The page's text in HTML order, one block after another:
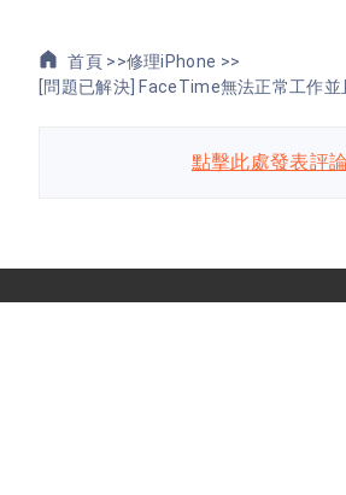
首頁 >>修理iPhone >>
[問題已解決] FaceTime無法正常工作
點擊此處發表評